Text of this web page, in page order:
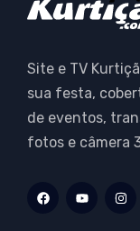
Site e TV
sua festa,
de eventos,
fotos e câmera